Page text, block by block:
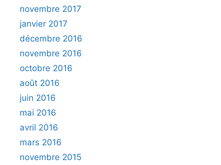
novembre 2017
janvier 2017
décembre 2016
novembre 2016
octobre 2016
août 2016
juin 2016
mai 2016
avril 2016
mars 2016
novembre 2015